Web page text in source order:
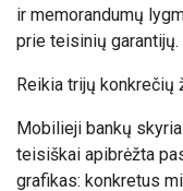
ir memorandumų
prie teisinių garantijų.
Reikia trijų konkrečių
Mobilieji bankų
teisiškai apibrėžta
grafikas: konkretus